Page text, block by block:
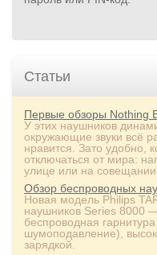
Статьи
Первые обзоры Nothing
У этих наушников
окружающие звуки всё
нравится. Зато удобно,
отключаться от мира:
улице или на совещании.
Обзор беспроводных
Новая модель Philips
наушников Series 8000
беспроводная
шумоподавление),
зарядкой.